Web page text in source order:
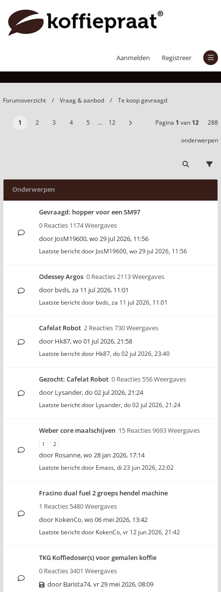
Aanmelden Registreer
Forumoverzicht Vraag & aanbod Te koop gevraagd
1 2 3 4 5 … 12 Pagina 1 van 12 288
onderwerpen
Onderwerpen
Gevraagd: hopper voor een SM97
0 Reacties 1174 Weergaves
door JosM19600,wo 29 jul 2026, 11:56
Laatste bericht door JosM19600, wo 29 jul 2026, 11:56
Odessey Argos 0 Reacties 2113 Weergaves
door bvds,za 11 jul 2026, 11:01
Laatste bericht door bvds, za 11 jul 2026, 11:01
Cafelat Robot 2 Reacties 730 Weergaves
door Hk87,wo 01 jul 2026, 21:58
Laatste bericht door Hk87, do 02 jul 2026, 23:40
Gezocht: Cafelat Robot 0 Reacties 556 Weergaves
door Lysander,do 02 jul 2026, 21:24
Laatste bericht door Lysander, do 02 jul 2026, 21:24
Weber core maalschijven 15 Reacties 9693 Weergaves
1 2
door Rosanne,wo 28 jan 2026, 17:14
Laatste bericht door Emass, di 23 jun 2026, 22:02
Fracino dual fuel 2 groeps hendel machine
1 Reacties 5480 Weergaves
door KokenCo,wo 06 mei 2026, 13:42
Laatste bericht door KokenCo, vr 12 jun 2026, 21:42
TKG Koffiedoser(s) voor gemalen koffie
0 Reacties 3401 Weergaves
door Barista74,vr 29 mei 2026, 08:09